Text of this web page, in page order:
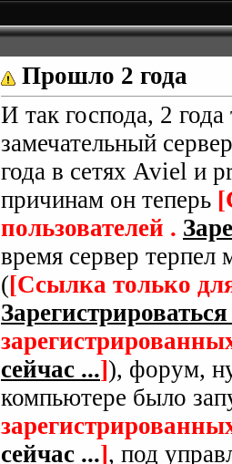
Прошло 2 года
И так господа, 2
замечательный
года в сетях Aviel и
причинам он теперь
пользователей .
время сервер терпел
([Ссылка только
сейчас ...]), форум,
компьютере было
сейчас ...], под